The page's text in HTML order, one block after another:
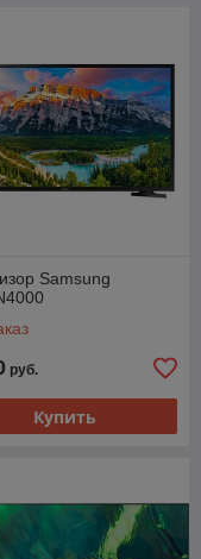
Samsung
руб.
Купить